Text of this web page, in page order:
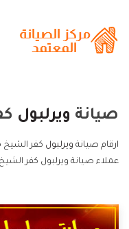
صيانة ويرلبول
ارقام صيانة ويرلبول كفر الشيخ
عملاء صيانة ويرلبول كفر